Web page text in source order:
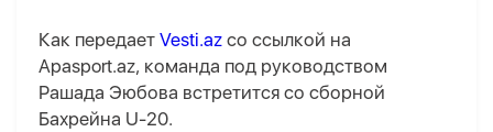
Как передает Vesti.az со ссылкой на
Apasport.az, команда под руководством
Рашада Эюбова встретится со сборной
Бахрейна U-20.